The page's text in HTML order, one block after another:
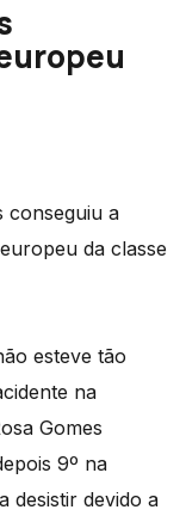
conseguiu a
da classe
esteve tão
na
Gomes
9º na
desistir devido a